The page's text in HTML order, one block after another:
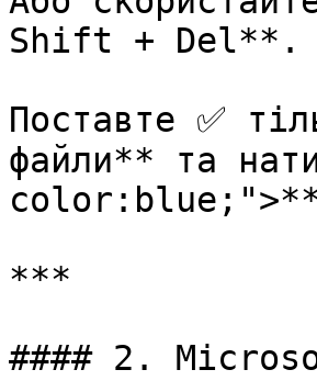
Shift + Del**.
Поставте ✅
файли** та
***
#### 2.